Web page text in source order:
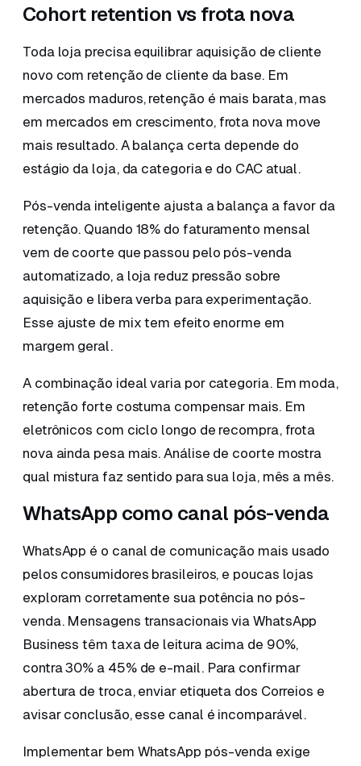
Cohort retention vs frota nova
Toda loja precisa equilibrar aquisição de cliente
novo com retenção de cliente da base. Em
mercados maduros, retenção é mais barata, mas
em mercados em crescimento, frota nova move
mais resultado. A balança certa depende do
estágio da loja, da categoria e do CAC atual.
Pós-venda inteligente ajusta a balança a favor da
retenção. Quando 18% do faturamento mensal
vem de coorte que passou pelo pós-venda
automatizado, a loja reduz pressão sobre
aquisição e libera verba para experimentação.
Esse ajuste de mix tem efeito enorme em
margem geral.
A combinação ideal varia por categoria. Em moda,
retenção forte costuma compensar mais. Em
eletrônicos com ciclo longo de recompra, frota
nova ainda pesa mais. Análise de coorte mostra
qual mistura faz sentido para sua loja, mês a mês.
WhatsApp como canal pós-venda
WhatsApp é o canal de comunicação mais usado
pelos consumidores brasileiros, e poucas lojas
exploram corretamente sua potência no pós-
venda. Mensagens transacionais via WhatsApp
Business têm taxa de leitura acima de 90%,
contra 30% a 45% de e-mail. Para confirmar
abertura de troca, enviar etiqueta dos Correios e
avisar conclusão, esse canal é incomparável.
Implementar bem WhatsApp pós-venda exige